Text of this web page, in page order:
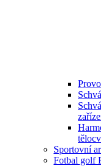
Sportovní
Fotbal golf